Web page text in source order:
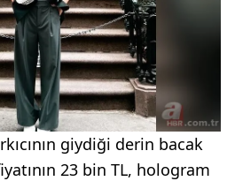
giydiği derin bacak
23 bin TL, hologram